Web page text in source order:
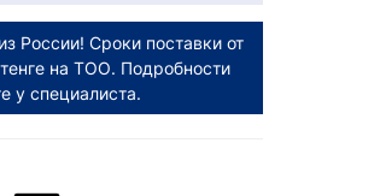
России! Сроки поставки от
на ТОО. Подробности
у специалиста.